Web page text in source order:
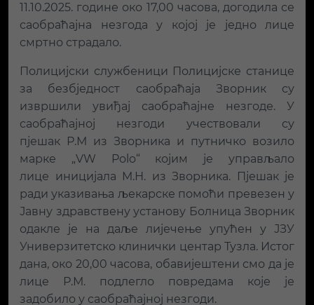
11.10.2025. године око 17,00 часова, догодила се
саобраћајна незгода у којој је једно лице
смртно страдало.
Полицијски службеници Полицијске станице
за безбједност саобраћаја Зворник су
извршили увиђај саобраћајне незгоде. У
саобраћајној незгоди учествовали су
пјешак Р.М из Зворника и путничко возило
марке „VW Polo“ којим је управљало
лице иницијала М.Н. из Зворника. Пјешак је
ради указивања љекарске помоћи превезен у
Јавну здравствену установу Болница Зворник
одакле је на даље лијечење упућен у ЈЗУ
Универзитетско клинички центар Тузла. Истог
дана, око 20,00 часова, обавијештени смо да је
лице Р.М. подлегло повредама које је
задобило у саобраћајној незгоди.